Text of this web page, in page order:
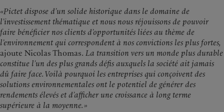
«Pictet dispose d’un solide historique dans le domaine de
l’investissement thématique et nous nous réjouissons de pouvoir
faire bénéficier nos clients d’opportunités liées au thème de
l’environnement qui correspondent à nos convictions les plus fortes,
ajoute Nicolas Thomas. La transition vers un monde plus durable
constitue l’un des plus grands défis auxquels la société ait jamais
dû faire face. Voilà pourquoi les entreprises qui conçoivent des
solutions environnementales ont le potentiel de générer des
rendements élevés et d’afficher une croissance à long terme
supérieure à la moyenne. »